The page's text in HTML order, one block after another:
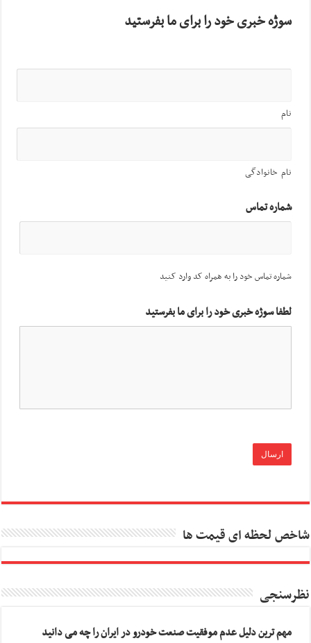
سوژه خبری خود را برای ما بفرستید
نام
نام خانوادگی
شماره تماس
شماره تماس خود را به همراه کد وارد کنید
لطفا سوژه خبری خود را برای ما بفرستید
شاخص لحظه ای قیمت ها
نظرسنجی
مهم ترین دلیل عدم موفقیت صنعت خودرو در ایران را چه می دانید